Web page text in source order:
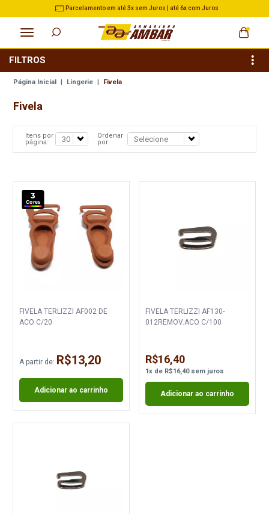
Juros | até 6x com Juros 3% de Desconto no Pix
Página Inicial | Lingerie | Fivela
FILTROS
Fivela
Itens por
página:
Ordenar
por:
3
Cores
FIVELA TERLIZZI AF002 DE
ACO C/20
A partir de: R$13,20
Adicionar ao carrinho
FIVELA TERLIZZI AF130-
012REMOV.ACO C/100
R$16,40
1xde R$16,40sem juros
Adicionar ao carrinho